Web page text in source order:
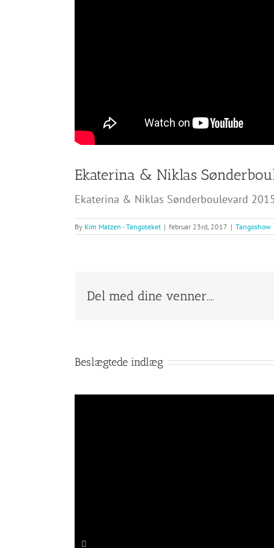
Ekaterina & Niklas
Ekaterina & Niklas Sønderboulevard 2015
By Kim Matzen - Tangoteket | februar 23rd, 2017 | Tangoshow
Del med dine venner....
Beslægtede indlæg